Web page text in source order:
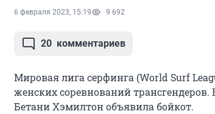
6 февраля 2023, 15:19 9 692
20 комментариев
Мировая лига серфинга (World Surf
женских соревнований трансгендеров.
Бетани Хэмилтон объявила бойкот.